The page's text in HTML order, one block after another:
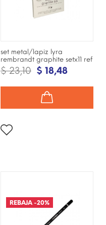
set metal/lapiz lyra
rembrandt graphite setx11 ref
$ 23,10 $ 18,48
REBAJA -20%